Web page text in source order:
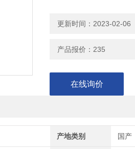
更新时间：2023-02-06
产品报价：235
在线询价
产地类别 国产